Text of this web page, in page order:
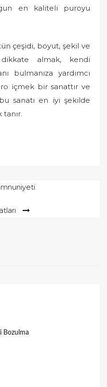
en kaliteli puroyu
çeşidi, boyut, şekil ve
almak, kendi
bulmanıza yardımcı
içmek bir sanattır ve
sanatı en iyi şekilde
Bozulma